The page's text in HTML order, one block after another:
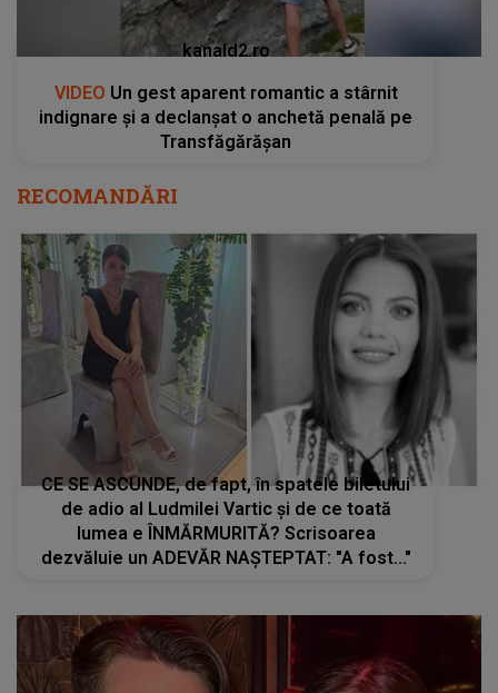
kanald2.ro
VIDEO Un gest aparent romantic a stârnit
indignare și a declanșat o anchetă penală pe
Transfăgărășan
RECOMANDĂRI
CE SE ASCUNDE, de fapt, în spatele biletului
de adio al Ludmilei Vartic și de ce toată
lumea e ÎNMĂRMURITĂ? Scrisoarea
dezvăluie un ADEVĂR NAȘTEPTAT: "A fost..."